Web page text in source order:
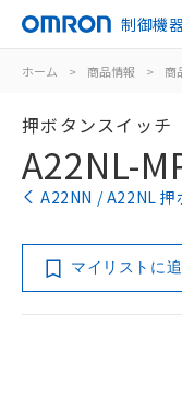
制御機
ホーム > 商品情報 > 商
押ボタンスイッチ
A22NL-
A22NN / A22NL 押
マイリストに